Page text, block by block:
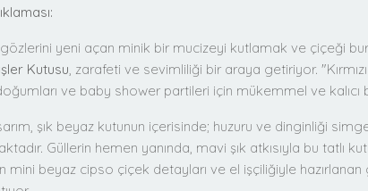
yeni açan minik bir mucizeyi kutlamak ve çiçeği
Kutusu, zarafeti ve sevimliliği bir araya getiriyor.
ve baby shower partileri için mükemmel ve kalıcı
şık beyaz kutunun içerisinde; huzuru ve dinginliği
Güllerin hemen yanında, mavi şık atkısıyla bu tatlı
mini beyaz cipso çiçek detayları ve el işçiliğiyle